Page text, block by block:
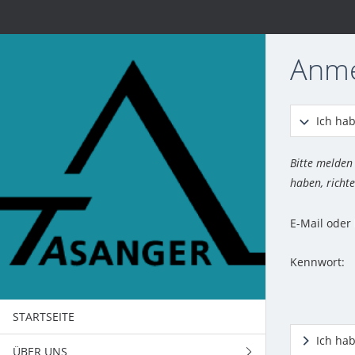
STARTSEITE
ÜBER UNS
Ich
Bitte
haben,
E-Mail
Kennwort:
Ich